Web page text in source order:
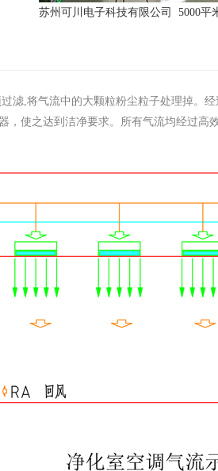
苏州可川电子科技有限公司 5000平
滤,将气流中的大颗粒粉尘粒子处理掉。
使之达到洁净要求。所有气流均经过高